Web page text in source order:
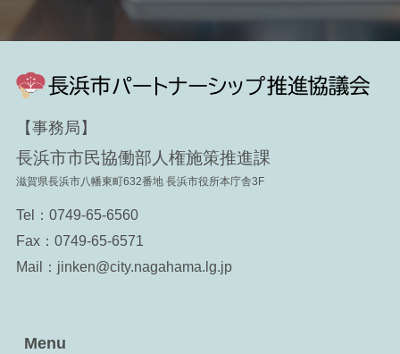
【事務局】
⻑浜市市⺠協働部⼈権施策推進課
滋賀県⻑浜市⼋幡東町632番地 ⻑浜市役所本庁舎3F
Tel： 0749-65-6560
Fax：0749-65-6571
Mail：jinken@city.nagahama.lg.jp
Menu